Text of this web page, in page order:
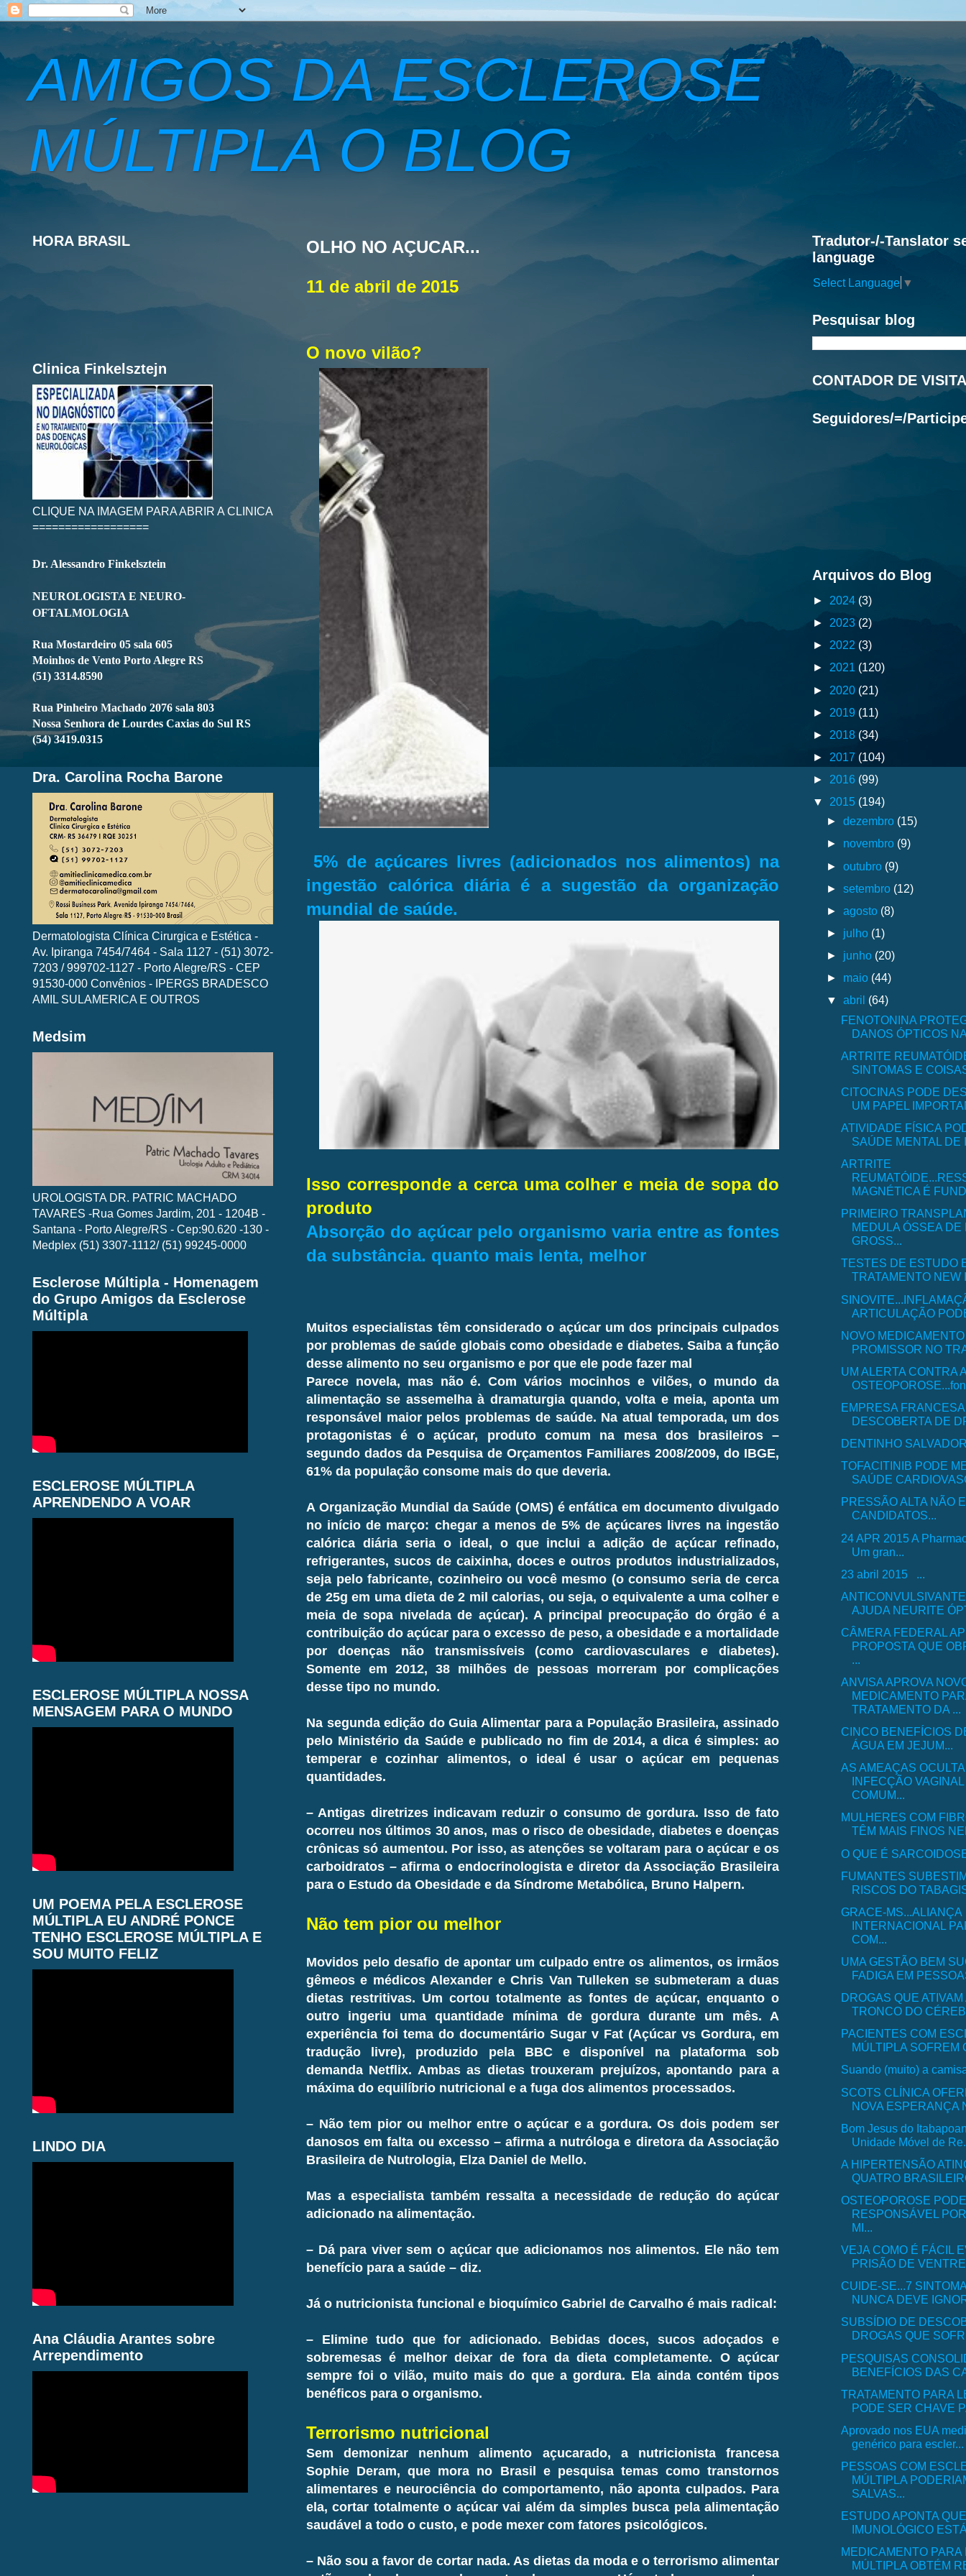
AMIGOS DA ESCLEROSE
MÚLTIPLA O BLOG
OLHO NO AÇUCAR...
11 de abril de 2015
O novo vilão?
5% de açúcares livres (adicionados nos alimentos) na
ingestão calórica diária é a sugestão da organização
mundial de saúde.
Isso corresponde a cerca uma colher e meia de sopa do
produto
Absorção do açúcar pelo organismo varia entre as fontes
da substância. quanto mais lenta, melhor
Muitos especialistas têm considerado o açúcar um dos principais culpados
por problemas de saúde globais como obesidade e diabetes. Saiba a função
desse alimento no seu organismo e por que ele pode fazer mal
Parece novela, mas não é. Com vários mocinhos e vilões, o mundo da
alimentação se assemelha à dramaturgia quando, volta e meia, aponta um
responsável maior pelos problemas de saúde. Na atual temporada, um dos
protagonistas é o açúcar, produto comum na mesa dos brasileiros –
segundo dados da Pesquisa de Orçamentos Familiares 2008/2009, do IBGE,
61% da população consome mais do que deveria.
A Organização Mundial da Saúde (OMS) é enfática em documento divulgado
no início de março: chegar a menos de 5% de açúcares livres na ingestão
calórica diária seria o ideal, o que inclui a adição de açúcar refinado,
refrigerantes, sucos de caixinha, doces e outros produtos industrializados,
seja pelo fabricante, cozinheiro ou você mesmo (o consumo seria de cerca
de 25g em uma dieta de 2 mil calorias, ou seja, o equivalente a uma colher e
meia de sopa nivelada de açúcar). A principal preocupação do órgão é a
contribuição do açúcar para o excesso de peso, a obesidade e a mortalidade
por doenças não transmissíveis (como cardiovasculares e diabetes).
Somente em 2012, 38 milhões de pessoas morreram por complicações
desse tipo no mundo.
Na segunda edição do Guia Alimentar para a População Brasileira, assinado
pelo Ministério da Saúde e publicado no fim de 2014, a dica é simples: ao
temperar e cozinhar alimentos, o ideal é usar o açúcar em pequenas
quantidades.
– Antigas diretrizes indicavam reduzir o consumo de gordura. Isso de fato
ocorreu nos últimos 30 anos, mas o risco de obesidade, diabetes e doenças
crônicas só aumentou. Por isso, as atenções se voltaram para o açúcar e os
carboidratos – afirma o endocrinologista e diretor da Associação Brasileira
para o Estudo da Obesidade e da Síndrome Metabólica, Bruno Halpern.
Não tem pior ou melhor
Movidos pelo desafio de apontar um culpado entre os alimentos, os irmãos
gêmeos e médicos Alexander e Chris Van Tulleken se submeteram a duas
dietas restritivas. Um cortou totalmente as fontes de açúcar, enquanto o
outro ingeriu uma quantidade mínima de gordura durante um mês. A
experiência foi tema do documentário Sugar v Fat (Açúcar vs Gordura, em
tradução livre), produzido pela BBC e disponível na plataforma sob
demanda Netflix. Ambas as dietas trouxeram prejuízos, apontando para a
máxima do equilíbrio nutricional e a fuga dos alimentos processados.
– Não tem pior ou melhor entre o açúcar e a gordura. Os dois podem ser
danosos em falta ou excesso – afirma a nutróloga e diretora da Associação
Brasileira de Nutrologia, Elza Daniel de Mello.
Mas a especialista também ressalta a necessidade de redução do açúcar
adicionado na alimentação.
– Dá para viver sem o açúcar que adicionamos nos alimentos. Ele não tem
benefício para a saúde – diz.
Já o nutricionista funcional e bioquímico Gabriel de Carvalho é mais radical:
– Elimine tudo que for adicionado. Bebidas doces, sucos adoçados e
sobremesas é melhor deixar de fora da dieta completamente. O açúcar
sempre foi o vilão, muito mais do que a gordura. Ela ainda contém tipos
benéficos para o organismo.
Terrorismo nutricional
Sem demonizar nenhum alimento açucarado, a nutricionista francesa
Sophie Deram, que mora no Brasil e pesquisa temas como transtornos
alimentares e neurociência do comportamento, não aponta culpados. Para
ela, cortar totalmente o açúcar vai além da simples busca pela alimentação
saudável a todo o custo, e pode mexer com fatores psicológicos.
– Não sou a favor de cortar nada. As dietas da moda e o terrorismo alimentar
HORA BRASIL
Clinica Finkelsztejn
CLIQUE NA IMAGEM PARA ABRIR A CLINICA
==================
Dr. Alessandro Finkelsztein
NEUROLOGISTA E NEURO-
OFTALMOLOGIA
Rua Mostardeiro 05 sala 605
Moinhos de Vento Porto Alegre RS
(51) 3314.8590
Rua Pinheiro Machado 2076 sala 803
Nossa Senhora de Lourdes Caxias do Sul RS
(54) 3419.0315
Dra. Carolina Rocha Barone
Dermatologista Clínica Cirurgica e Estética -
Av. Ipiranga 7454/7464 - Sala 1127 - (51) 3072-
7203 / 999702-1127 - Porto Alegre/RS - CEP
91530-000 Convênios - IPERGS BRADESCO
AMIL SULAMERICA E OUTROS
Medsim
UROLOGISTA DR. PATRIC MACHADO
TAVARES -Rua Gomes Jardim, 201 - 1204B -
Santana - Porto Alegre/RS - Cep:90.620 -130 -
Medplex (51) 3307-1112/ (51) 99245-0000
Esclerose Múltipla - Homenagem
do Grupo Amigos da Esclerose
Múltipla
ESCLEROSE MÚLTIPLA
APRENDENDO A VOAR
ESCLEROSE MÚLTIPLA NOSSA
MENSAGEM PARA O MUNDO
UM POEMA PELA ESCLEROSE
MÚLTIPLA EU ANDRÉ PONCE
TENHO ESCLEROSE MÚLTIPLA E
SOU MUITO FELIZ
LINDO DIA
Ana Cláudia Arantes sobre
Arrependimento
Tradutor-/-Tanslator
language
Select Language ▼
Pesquisar blog
CONTADOR DE
Seguidores/=/
Arquivos do Blog
► 2024 (3)
► 2023 (2)
► 2022 (3)
► 2021 (120)
► 2020 (21)
► 2019 (11)
► 2018 (34)
► 2017 (104)
► 2016 (99)
▼ 2015 (194)
►dezembro (15)
► novembro (9)
►outubro (9)
►setembro (12)
►agosto (8)
► julho (1)
► junho (20)
► maio (44)
▼abril (64)
FENOTONINA
DANOS ÓPTICOS
ARTRITE
SINTOMAS E
CITOCINAS PODE
UM PAPEL
ATIVIDADE FÍSICA
SAÚDE MENTAL DE
ARTRITE
MAGNÉTICA É
PRIMEIRO
MEDULA ÓSSEA DE
GROSS...
TESTES DE ESTUDO
TRATAMENTO NEW
ARTICULAÇÃO
NOVO
PROMISSOR NO
UM ALERTA CONTRA
EMPRESA
DESCOBERTA DE
DENTINHO
TOFACITINIB PODE
SAÚDE
PRESSÃO ALTA NÃO
CANDIDATOS...
24 APR 2015 A
Um gran...
23 abril 2015 ...
AJUDA NEURITE
CÂMERA FEDERAL
PROPOSTA QUE
...
ANVISA APROVA
MEDICAMENTO
TRATAMENTO DA ...
CINCO BENEFÍCIOS
ÁGUA EM JEJUM...
AS AMEAÇAS
INFECÇÃO
COMUM...
MULHERES COM
TÊM MAIS FINOS
O QUE É
FUMANTES
RISCOS DO
GRACE-MS...ALIANÇA
INTERNACIONAL
COM...
UMA GESTÃO BEM
FADIGA EM
DROGAS QUE
TRONCO DO
PACIENTES COM
MÚLTIPLA SOFREM
Suando (muito) a
SCOTS CLÍNICA
NOVA ESPERANÇA
Bom Jesus do
Unidade Móvel de
A HIPERTENSÃO
QUATRO
OSTEOPOROSE
RESPONSÁVEL
MI...
VEJA COMO É FÁCIL
PRISÃO DE
CUIDE-SE...7
NUNCA DEVE
SUBSÍDIO DE
DROGAS QUE
PESQUISAS
BENEFÍCIOS DAS
TRATAMENTO PARA
PODE SER CHAVE
Aprovado nos EUA
genérico para escler...
PESSOAS COM
MÚLTIPLA
SALVAS...
ESTUDO APONTA
IMUNOLÓGICO
MEDICAMENTO
MÚLTIPLA OBTÉM